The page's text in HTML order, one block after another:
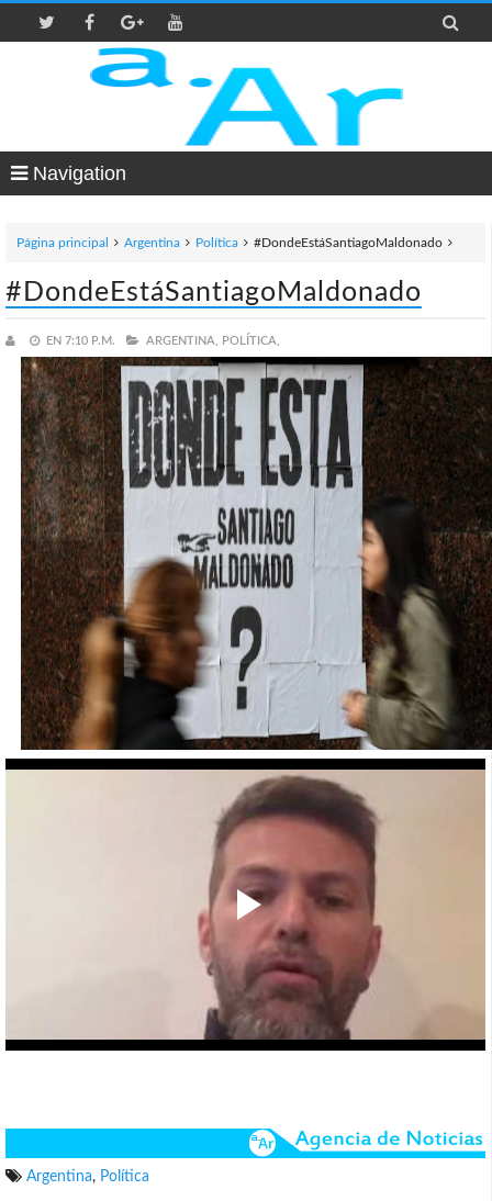

Navigation
Página principal Argentina Política #DondeEstáSantiagoMaldonado
#DondeEstáSantiagoMaldonado
EN 7:10 P.M. ARGENTINA, POLÍTICA,
Argentina, Política